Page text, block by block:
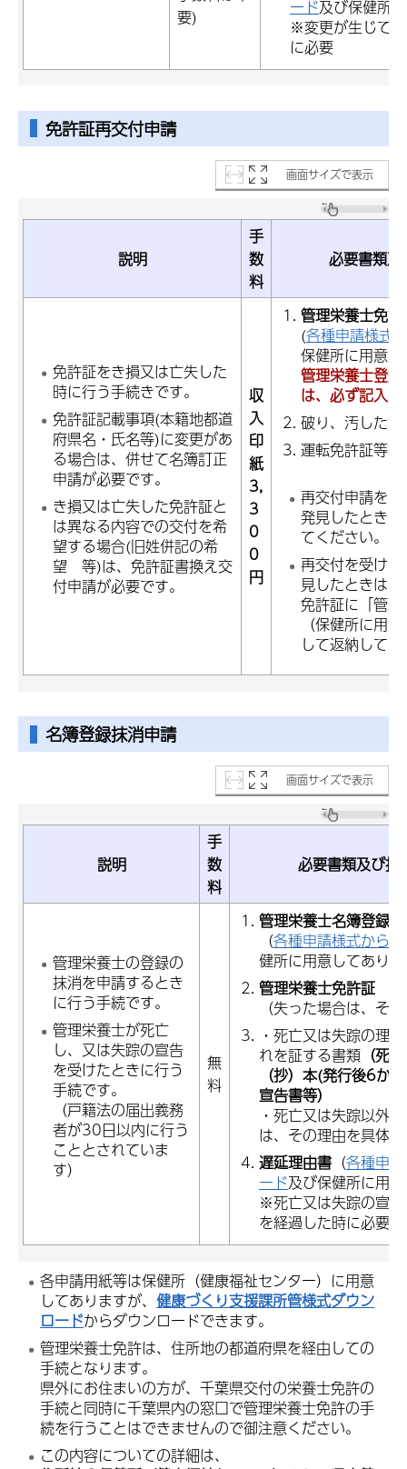
要)
ード及び保健所
※変更が生じて
に必要
免許証再交付申請
画面サイズで表示
説明
手
数
料
必要書類及
免許証をき損又は亡失した
時に行う手続きです。
免許証記載事項(本籍地都道
府県名・氏名等)に変更があ
る場合は、併せて名簿訂正
申請が必要です。
き損又は亡失した免許証と
は異なる内容での交付を希
望する場合(旧姓併記の希
望 等)は、免許証書換え交
付申請が必要です。
収
入
印
紙
3,
3
0
0
円
管理栄養士免
(各種申請様式
保健所に用意
管理栄養士登
は、必ず記入
破り、汚した場
運転免許証等
再交付申請を
発見したとき
てください。
再交付を受け
見したときは
免許証に「管
（保健所に用
して返納して
名簿登録抹消申請
画面サイズで表示
説明
手
数
料
必要書類及び持
管理栄養士の登録の
抹消を申請するとき
に行う手続です。
管理栄養士が死亡
し、又は失踪の宣告
を受けたときに行う
手続です。
（戸籍法の届出義務
者が30日以内に行う
こととされていま
す）
無
料
管理栄養士名簿登録
（各種申請様式から
健所に用意してあり
管理栄養士免許証
（失った場合は、そ
・死亡又は失踪の理
れを証する書類 （死
（抄）本(発行後6か
宣告書等）
・死亡又は失踪以外
は、その理由を具体
遅延理由書 （各種申
ード及び保健所に用
※死亡又は失踪の宣
を経過した時に必要
各申請用紙等は保健所（健康福祉センター）に用意
してありますが、健康づくり支援課所管様式ダウン
ロードからダウンロードできます。
管理栄養士免許は、住所地の都道府県を経由しての
手続となります。
県外にお住まいの方が、千葉県交付の栄養士免許の
手続と同時に千葉県内の窓口で管理栄養士免許の手
続を行うことはできませんので御注意ください。
この内容についての詳細は、